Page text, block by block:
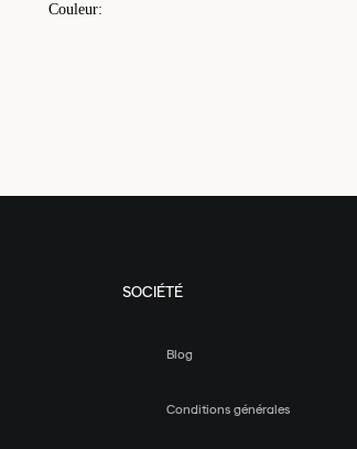
Couleur:
SOCIÉTÉ
Blog
Conditions générales